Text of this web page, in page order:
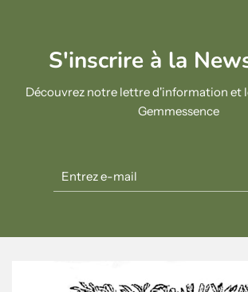
S'inscrire à la
Découvrez notre lettre d'information et
Gemmessence